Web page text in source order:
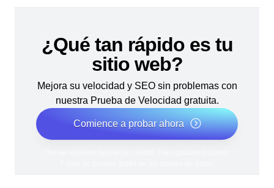
¿Qué tan rápido es tu
sitio web?
Mejora su velocidad y SEO sin problemas con
nuestra Prueba de Velocidad gratuita.
Comience a probar ahora